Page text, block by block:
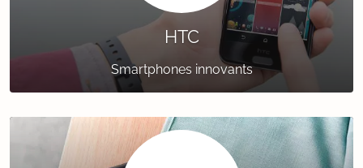
HTC
Smartphones innovants